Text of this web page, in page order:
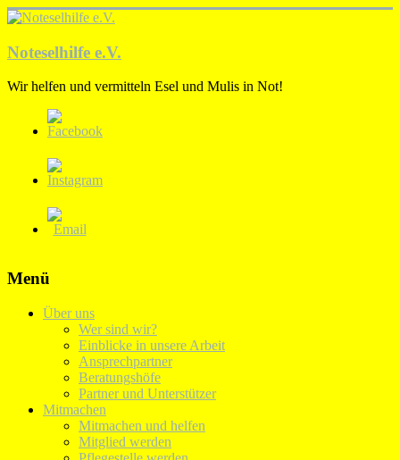
Zum
springen
Noteselhilfe e.V.
Wir helfen und vermitteln Esel und Mulis in Not!
Menü
Über uns
Wer sind wir?
Einblicke in unsere Arbeit
Ansprechpartner
Beratungshöfe
Partner und Unterstützer
Mitmachen
Mitmachen und helfen
Mitglied werden